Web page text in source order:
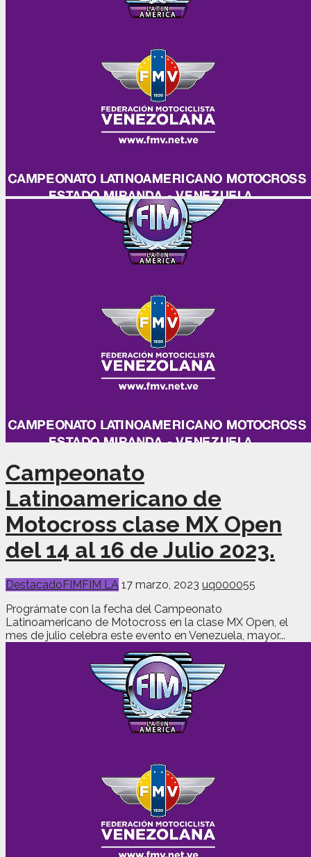
Campeonato
Latinoamericano de
Motocross clase MX Open
del 14 al 16 de Julio 2023.
DestacadoFIMFIM LA 17 marzo, 2023 uq000055
Prográmate con la fecha del Campeonato
Latinoamericano de Motocross en la clase MX Open, el
mes de julio celebra este evento en Venezuela, mayor...